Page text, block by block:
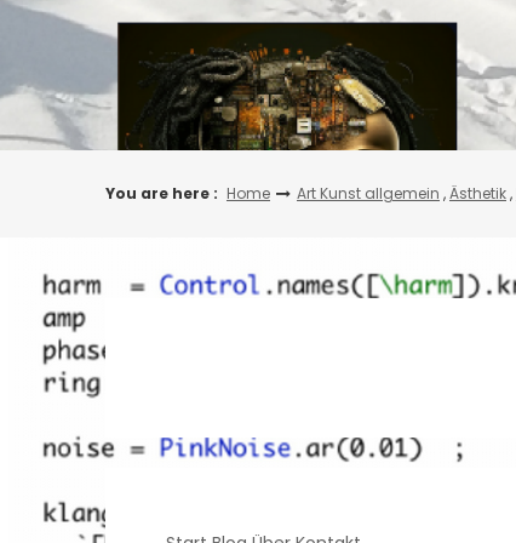
Skip
You are here : Home Art Kunst allgemein ,Ästhetik,